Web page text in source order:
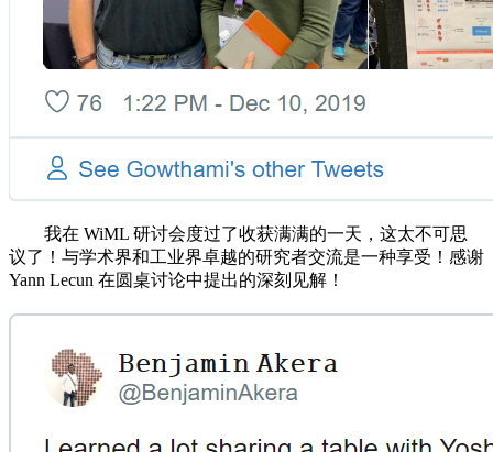
我在 WiML 研讨会度过了收获满满的一天，这太不可思
议了！与学术界和工业界卓越的研究者交流是一种享受！感谢
Yann Lecun 在圆桌讨论中提出的深刻见解！